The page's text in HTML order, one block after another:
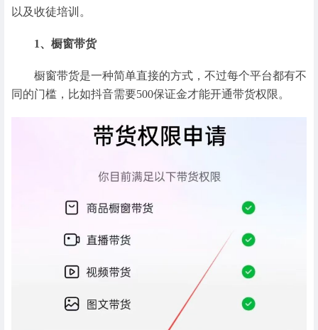
以及收徒培训。
1、橱窗带货
橱窗带货是一种简单直接的方式，不过每个平台都有不
同的门槛，比如抖音需要500保证金才能开通带货权限。